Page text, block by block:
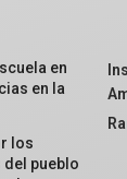
en
en la
los
pueblo